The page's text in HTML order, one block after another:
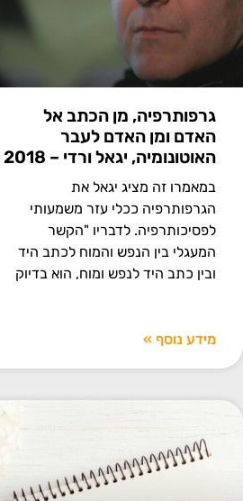
גרפותרפיה, מן הכתב אל
האדם ומן האדם לעבר
האוטונומיה, יגאל ורדי – 2018
במאמרו זה מציג יגאל את
הגרפותרפיה ככלי עזר משמעותי
לפסיכותרפיה. לדבריו "הקשר
המעגלי בין הנפש והמוח לכתב היד
ובין כתב היד לנפש ומוח, הוא בדיוק
מידע נוסף »